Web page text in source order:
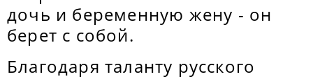
дочь и беременную жену - он
берет с собой.
Благодаря таланту русского